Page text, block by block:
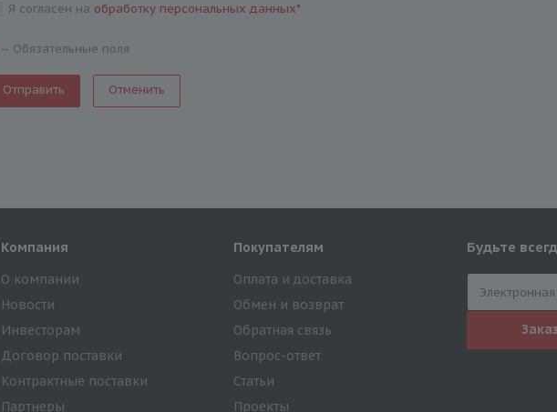
Я согласен на обработку персональных данных*
— Обязательные поля
Отменить
Компания
О компании
Новости
Инвесторам
Договор поставки
Контрактные поставки
Партнеры
Покупателям
Оплата и доставка
Обмен и возврат
Обратная связь
Вопрос-ответ
Статьи
Проекты
Будьте